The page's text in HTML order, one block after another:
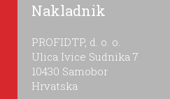
Nakladnik
PROFIDTP, d. o. o.
Ulica Ivice Sudnika 7
10430 Samobor
Hrvatska